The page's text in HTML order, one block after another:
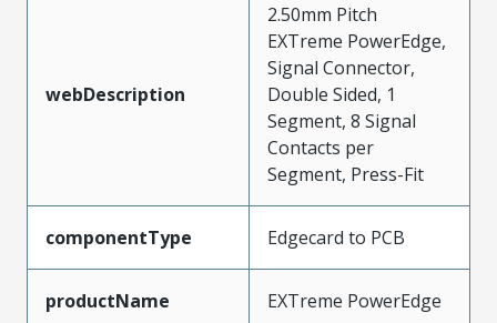
webDescription
2.50mm Pitch
EXTreme PowerEdge,
Signal Connector,
Double Sided, 1
Segment, 8 Signal
Contacts per
Segment, Press-Fit
componentType Edgecard to PCB
productName EXTreme PowerEdge